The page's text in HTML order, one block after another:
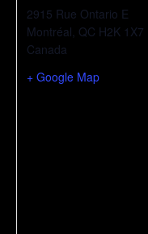
2915 Rue Ontario E
Montréal QC H2K 1X7
Canada
+ Google Map